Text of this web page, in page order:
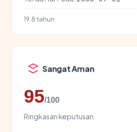
19.8 tahun
Sangat Aman
95/100
Ringkasan keputusan